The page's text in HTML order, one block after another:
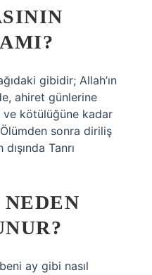
gibidir; Allah’ın
ahiret günlerine
ve kötülüğüne kadar
sonra diriliş
Tanrı
ay gibi nasıl